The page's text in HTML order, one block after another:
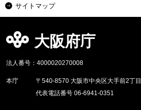
サイトマップ
大阪府庁
法人番号：4000020270008
本庁
〒540-8570 大阪市中央区大手前2丁目
代表電話番号 06-6941-0351